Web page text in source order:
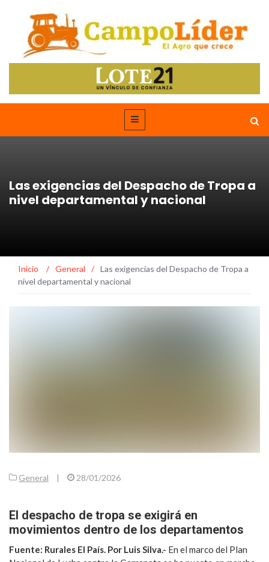
Las exigencias del Despacho de Tropa a
nivel departamental y nacional
Inicio / General / Las exigencias del Despacho de Tropa a
nivel departamental y nacional
General 28/01/2026
El despacho de tropa se exigirá en
movimientos dentro de los departamentos
Fuente: Rurales El País. Por Luis Silva.- En el marco del Plan